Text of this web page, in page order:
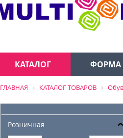
КАТАЛОГ ФОРМА
ГЛАВНАЯ КАТАЛОГ ТОВАРОВ
Розничная